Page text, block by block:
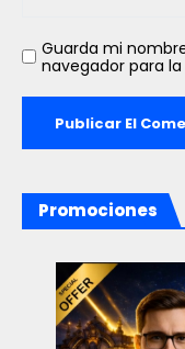
Guarda mi
navegador para
Promociones